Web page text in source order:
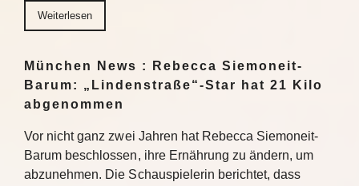
Weiterlesen
München News : Rebecca Siemoneit-
Barum: „Lindenstraße“-Star hat 21 Kilo
abgenommen
Vor nicht ganz zwei Jahren hat Rebecca Siemoneit-
Barum beschlossen, ihre Ernährung zu ändern, um
abzunehmen. Die Schauspielerin berichtet, dass